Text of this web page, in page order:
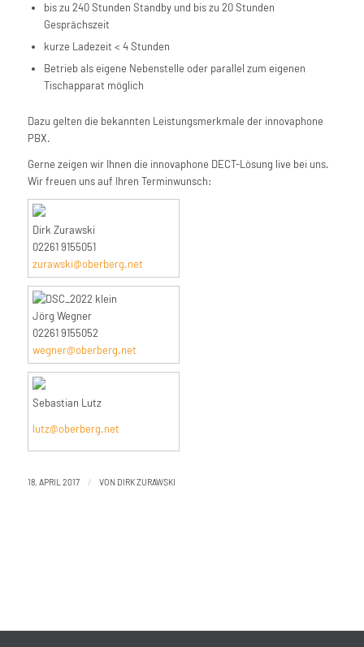
bis zu 240 Stunden Standby und bis zu 20 Stunden
Gesprächszeit
kurze Ladezeit < 4 Stunden
Betrieb als eigene Nebenstelle oder parallel zum eigenen
Tischapparat möglich
Dazu gelten die bekannten Leistungsmerkmale der innovaphone
PBX.
Gerne zeigen wir Ihnen die innovaphone DECT-Lösung live bei uns.
Wir freuen uns auf Ihren Terminwunsch:
Dirk Zurawski
02261 9155051
zurawski@oberberg.net
Jörg Wegner
02261 9155052
wegner@oberberg.net
Sebastian Lutz
lutz@oberberg.net
18. APRIL 2017 / VON DIRK ZURAWSKI